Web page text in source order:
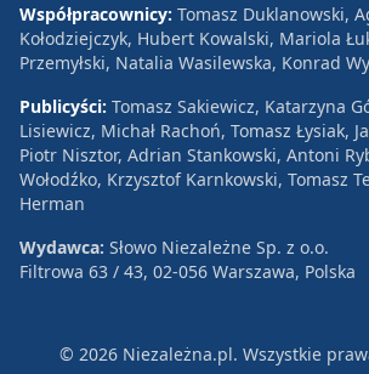
Współpracownicy: Tomasz Duklanowski,
Kołodziejczyk, Hubert Kowalski, Mariola
Przemyłski, Natalia Wasilewska, Konrad
Publicyści: Tomasz Sakiewicz, Katarzyna
Lisiewicz, Michał Rachoń, Tomasz Łysiak,
Piotr Nisztor, Adrian Stankowski, Antoni
Wołodźko, Krzysztof Karnkowski, Tomasz
Herman
Wydawca: Słowo Niezależne Sp. z o.o.
Filtrowa 63 / 43, 02-056 Warszawa, Polska
© 2026 Niezależna.pl. Wszystkie